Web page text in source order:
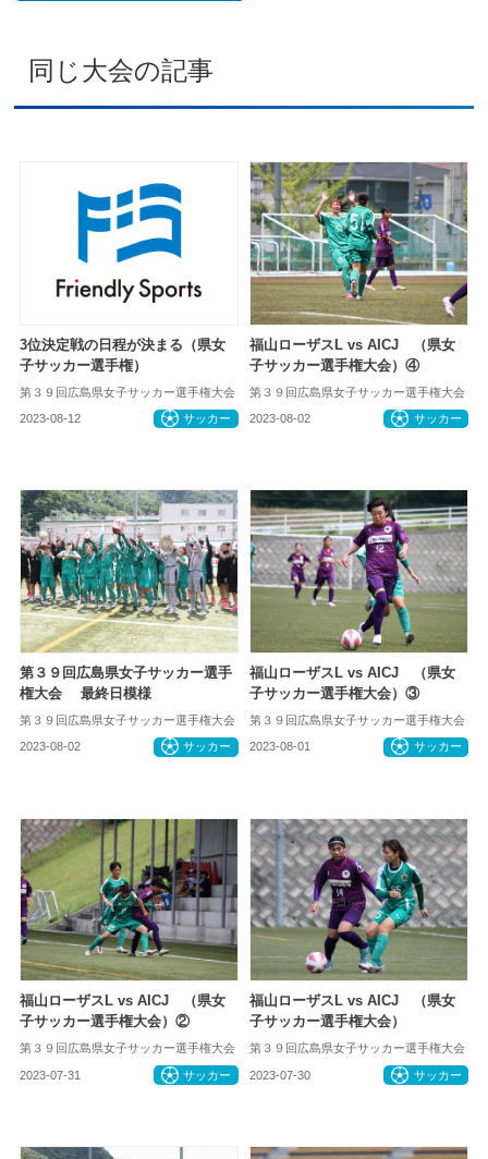
同じ大会の記事
3位決定戦の日程が決まる（県女
子サッカー選手権）
第３９回広島県女子サッカー選手権大会
2023-08-12 サッカー
福山ローザスL vs AICJ （県女
子サッカー選手権大会）④
第３９回広島県女子サッカー選手権大会
2023-08-02 サッカー
第３９回広島県女子サッカー選手
権大会 最終日模様
第３９回広島県女子サッカー選手権大会
2023-08-02 サッカー
福山ローザスL vs AICJ （県女
子サッカー選手権大会）③
第３９回広島県女子サッカー選手権大会
2023-08-01 サッカー
福山ローザスL vs AICJ （県女
子サッカー選手権大会）②
第３９回広島県女子サッカー選手権大会
2023-07-31 サッカー
福山ローザスL vs AICJ （県女
子サッカー選手権大会）
第３９回広島県女子サッカー選手権大会
2023-07-30 サッカー